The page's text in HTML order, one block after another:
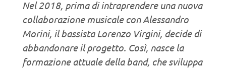
Nel 2018, prima di intraprendere una nuova
collaborazione musicale con Alessandro
Morini, il bassista Lorenzo Virgini, decide di
abbandonare il progetto. Così, nasce la
formazione attuale della band, che sviluppa